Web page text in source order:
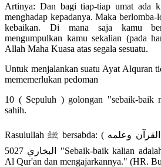
Artinya: Dan bagi tiap-tiap umat ada
menghadap kepadanya. Maka berlomba-
kebaikan. Di mana saja kamu
mengumpulkan kamu sekalian (pada
Allah Maha Kuasa atas segala sesuatu.
Untuk menjalankan suatu Ayat Alquran
mememerlukan pedoman
10 ( Sepuluh ) golongan "sebaik-baik
sahih.
Rasulullah ﷺ bersabda: ( خيركم من تعلم القرآن وعلمه ) صحيح
البخاري 5027 "Sebaik-baik kalian adalah orang yang mempelajari
Al Qur'an dan mengajarkannya." (HR.